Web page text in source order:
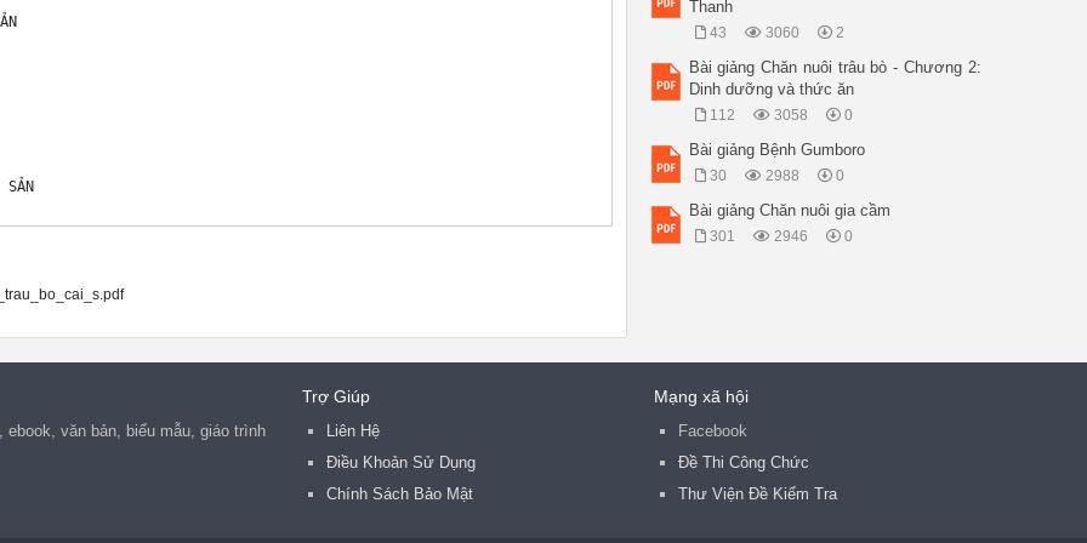
Thanh
43 3060 2
Bài giảng Chăn nuôi trâu bò - Chương 2:
Dinh dưỡng và thức ăn
112 3058 0
Bài giảng Bệnh Gumboro
30 2988 0
Bài giảng Chăn nuôi gia cầm
301 2946 0
văn bản, biểu mẫu, giáo trình
Trợ Giúp
Liên Hệ
Điều Khoản Sử Dụng
Chính Sách Bảo Mật
Mạng xã hội
Facebook
Đề Thi Công Chức
Thư Viện Đề Kiểm Tra